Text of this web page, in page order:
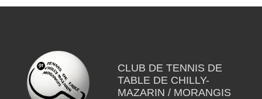
CLUB DE TENNIS DE
TABLE DE CHILLY-
MAZARIN / MORANGIS